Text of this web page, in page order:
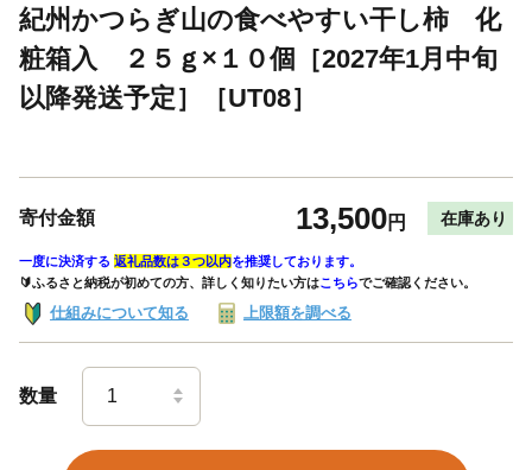
紀州かつらぎ山の食べやすい干し柿 化
粧箱入 ２５ｇ×１０個［2027年1月中旬
以降発送予定］［UT08］
寄付金額 13,500円 在庫あり
一度に決済する 返礼品数は３つ以内を推奨しております。
🔰ふるさと納税が初めての方、詳しく知りたい方はこちらでご確認ください。
仕組みについて知る 上限額を調べる
数量